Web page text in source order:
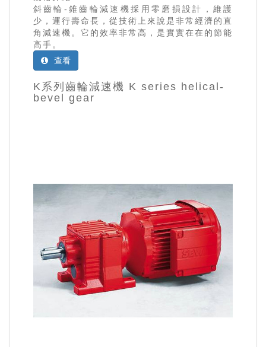
斜齒輪-錐齒輪減速機採用零磨損設計，維護
少，運行壽命長，從技術上來說是非常經濟的直
角減速機。它的效率非常高，是實實在在的節能
高手。
查看
K系列齒輪減速機 K series helical-
bevel gear